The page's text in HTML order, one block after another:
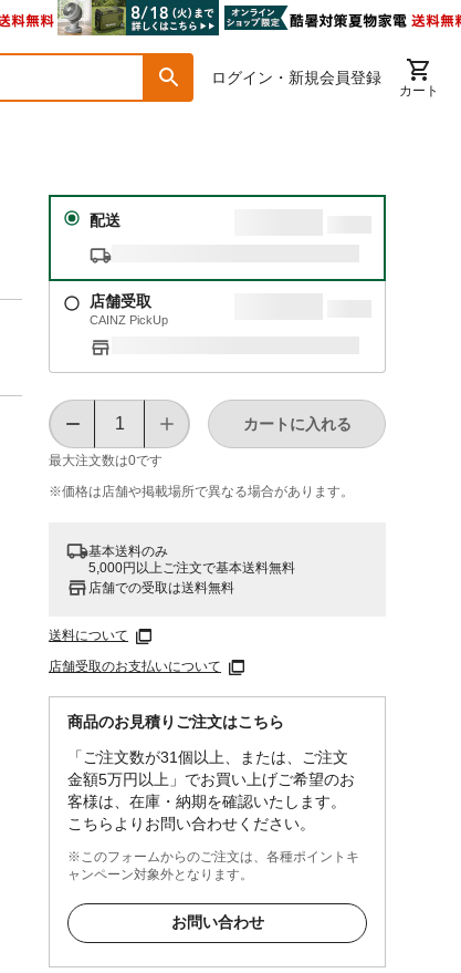
ログイン・新規会員登録
カート
配送
店舗受取
CAINZ PickUp
最大注文数は0です
カートに入れる
※価格は​店舗や​掲載場所で​異なる​場合が​あります。
基本送料のみ
5,000円以上ご注文で基本送料無料
店舗での受取は送料無料
送料について
店舗受取のお支払いについて
商品のお見積りご注文はこちら
「ご注文数が31個以上、または、ご注文
金額5万円以上」でお買い上げご希望のお
客様は、在庫・納期を確認いたします。
こちらよりお問い合わせください。
※このフォームからのご注文は、各種ポイントキ
ャンペーン対象外となります。
お問い合わせ